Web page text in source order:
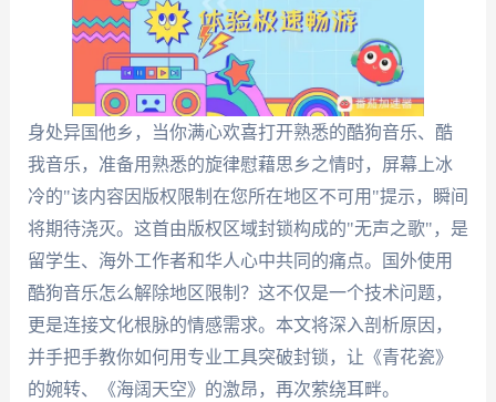
身处异国他乡，当你满心欢喜打开熟悉的酷狗音乐、酷
我音乐，准备用熟悉的旋律慰藉思乡之情时，屏幕上冰
冷的"该内容因版权限制在您所在地区不可用"提示，瞬间
将期待浇灭。这首由版权区域封锁构成的"无声之歌"，是
留学生、海外工作者和华人心中共同的痛点。国外使用
酷狗音乐怎么解除地区限制？这不仅是一个技术问题，
更是连接文化根脉的情感需求。本文将深入剖析原因，
并手把手教你如何用专业工具突破封锁，让《青花瓷》
的婉转、《海阔天空》的激昂，再次萦绕耳畔。